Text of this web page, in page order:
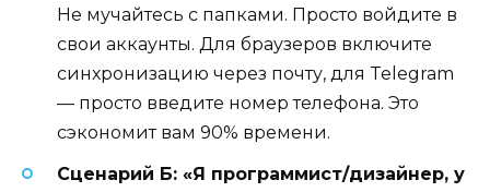
Не мучайтесь с папками. Просто войдите в
свои аккаунты. Для браузеров включите
синхронизацию через почту, для Telegram
— просто введите номер телефона. Это
сэкономит вам 90% времени.
Сценарий Б: «Я программист/дизайнер, у